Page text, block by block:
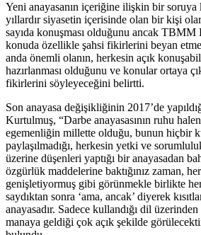
Yeni anayasanın içeriğine ilişkin bir soruya
yıllardır siyasetin içerisinde olan bir kişi
sayıda konuşması olduğunu ancak TBMM
konuda özellikle şahsi fikirlerini beyan
anda önemli olanın, herkesin açık
hazırlanması olduğunu ve konular ortaya
fikirlerini söyleyeceğini belirtti.
Son anayasa değişikliğinin 2017’de
Kurtulmuş, “Darbe anayasasının ruhu
egemenliğin millette olduğu, bunun hiçbir
paylaşılmadığı, herkesin yetki ve
üzerine düşenleri yaptığı bir anayasadan
özgürlük maddelerine baktığınız zaman,
genişletiyormuş gibi görünmekle birlikte
saydıktan sonra ‘ama, ancak’ diyerek
anayasadır. Sadece kullandığı dil
manaya geldiği çok açık şekilde